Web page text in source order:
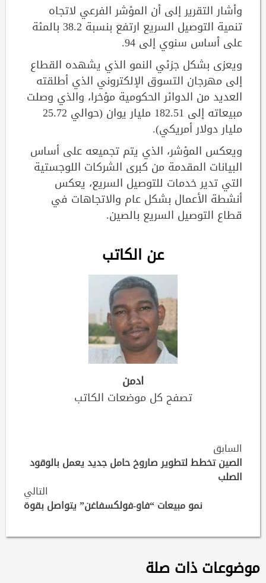
وأشار التقرير إلى أن المؤشر الفرعي لاتجاه
تنمية التوصيل السريع ارتفع بنسبة 38.2 بالمئة
على أساس سنوي إلى 94.
ويعزى بشكل جزئي النمو الذي يشهده القطاع
إلى مهرجان التسوق الإلكتروني الذي أطلقته
العديد من الدوائر الحكومية مؤخرا، والذي وصلت
مبيعاته إلى 182.51 مليار يوان (حوالي 25.72
مليار دولار أمريكي).
ويعكس المؤشر، الذي يتم تجميعه على أساس
البيانات المقدمة من كبرى الشركات اللوجستية
التي تدير خدمات للتوصيل السريع، يعكس
أنشطة الأعمال بشكل عام والاتجاهات في
قطاع التوصيل السريع بالصين.
عن الكاتب
ادمن
تصفح كل موضعات الكاتب
Continue
Reading
السابق
الصين تخطط لتطوير صاروخ حامل جديد يعمل بالوقود
الصلب
التالي
نمو مبيعات “فاو-فولكسفاغن” يتواصل بقوة
موضوعات ذات صلة